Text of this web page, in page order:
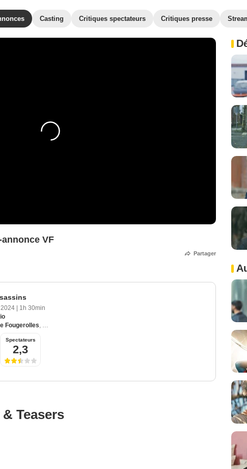
Casting Critiques spectateurs Critiques presse
VF
Partager
1h 30min
Fougerolles, Soufiane Guerrab
Spectateurs
2,3
Teasers